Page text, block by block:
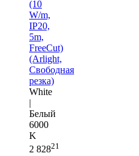
(10
W/m,
IP20,
5m,
FreeCut)
(Arlight,
Свободная
резка)
White
|
Белый
6000
K
2 82821